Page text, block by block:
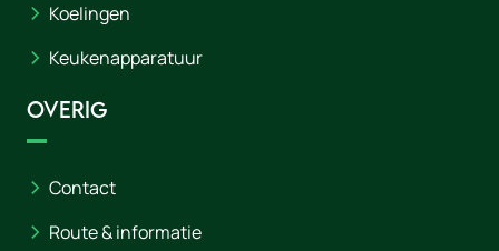
Koelingen
Keukenapparatuur
Overig
Contact
Route & informatie